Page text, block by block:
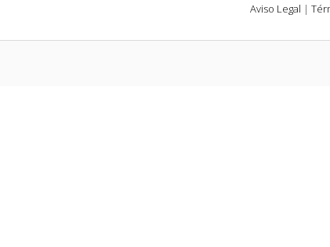
Aviso Legal |